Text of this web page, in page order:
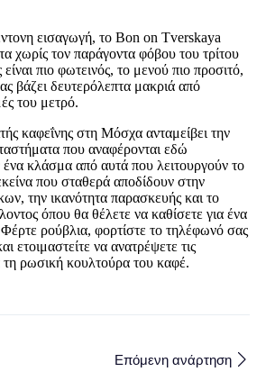
εισαγωγή, το Bon on Tverskaya
χωρίς τον παράγοντα φόβου του τρίτου
πιο φωτεινός, το μενού πιο προσιτό,
βάζει δευτερόλεπτα μακριά από
του μετρό.
καφεΐνης στη Μόσχα ανταμείβει την
που αναφέρονται εδώ
κλάσμα από αυτά που λειτουργούν το
που σταθερά αποδίδουν στην
την ικανότητα παρασκευής και το
όπου θα θέλετε να καθίσετε για ένα
Φέρτε ρούβλια, φορτίστε το τηλέφωνό σας
ετοιμαστείτε να ανατρέψετε τις
τη ρωσική κουλτούρα του καφέ.
Επόμενη ανάρτηση